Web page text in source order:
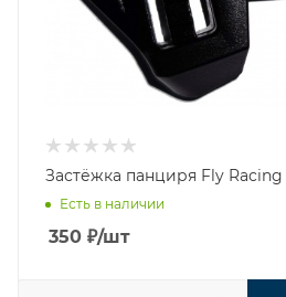
Застёжка панциря Fly Racing
Есть в наличии
350 ₽/шт